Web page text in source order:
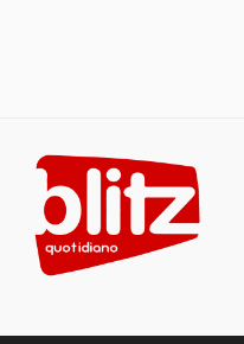
content